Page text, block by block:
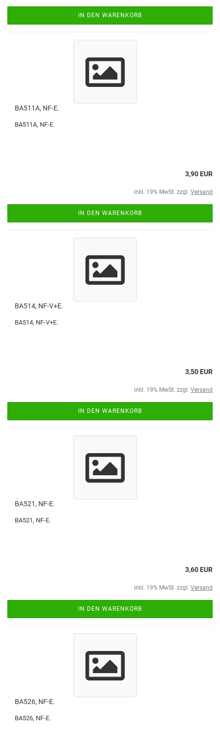
IN DEN WARENKORB
BA511A, NF-E.
BA511A, NF-E.
3,90 EUR
inkl. 19% MwSt. zzgl. Versand
IN DEN WARENKORB
BA514, NF-V+E.
BA514, NF-V+E.
3,50 EUR
inkl. 19% MwSt. zzgl. Versand
IN DEN WARENKORB
BA521, NF-E.
BA521, NF-E.
3,60 EUR
inkl. 19% MwSt. zzgl. Versand
IN DEN WARENKORB
BA526, NF-E.
BA526, NF-E.